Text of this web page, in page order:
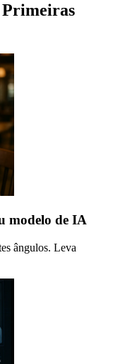
Primeiras
modelo de IA
ângulos. Leva